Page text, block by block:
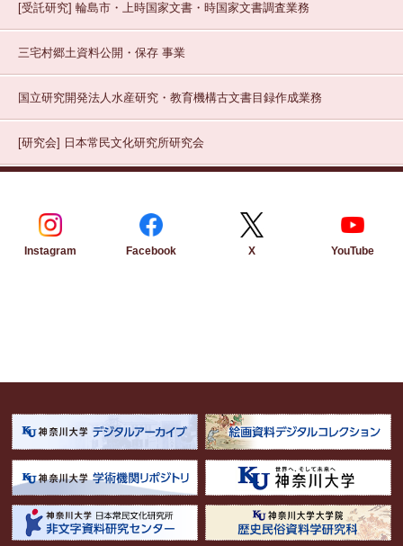
[受託研究] 輪島市・上時国家文書・時国家文書調査業務
三宅村郷土資料公開・保存 事業
国立研究開発法人水産研究・教育機構古文書目録作成業務
[研究会] 日本常民文化研究所研究会
Instagram Facebook X YouTube